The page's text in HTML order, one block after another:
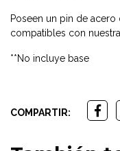
Poseen un pin de
compatibles con
**No incluye base
COMPARTIR: